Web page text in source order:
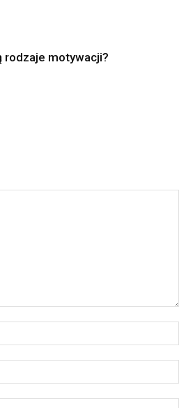
rodzaje motywacji?